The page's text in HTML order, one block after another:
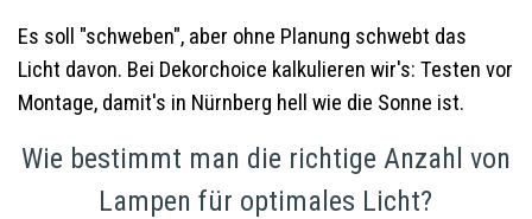
Es soll "schweben", aber ohne Planung schwebt das
Licht davon. Bei Dekorchoice kalkulieren wir's: Testen vor
Montage, damit's in Nürnberg hell wie die Sonne ist.
Wie bestimmt man die richtige Anzahl von
Lampen für optimales Licht?